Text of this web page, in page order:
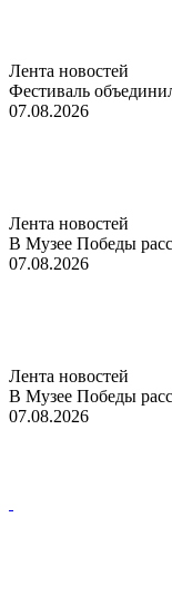
Лента новостей
Фестиваль
07.08.2026
Лента новостей
В Музее Победы
07.08.2026
Лента новостей
В Музее Победы
07.08.2026